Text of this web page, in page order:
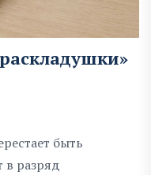
быть
разряд